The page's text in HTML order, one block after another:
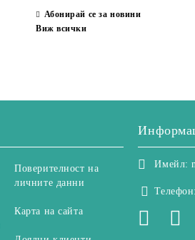
Абонирай се за новини
Виж всички
Поверителност на
личните данни
Карта на сайта
Имейл:
Телефон: